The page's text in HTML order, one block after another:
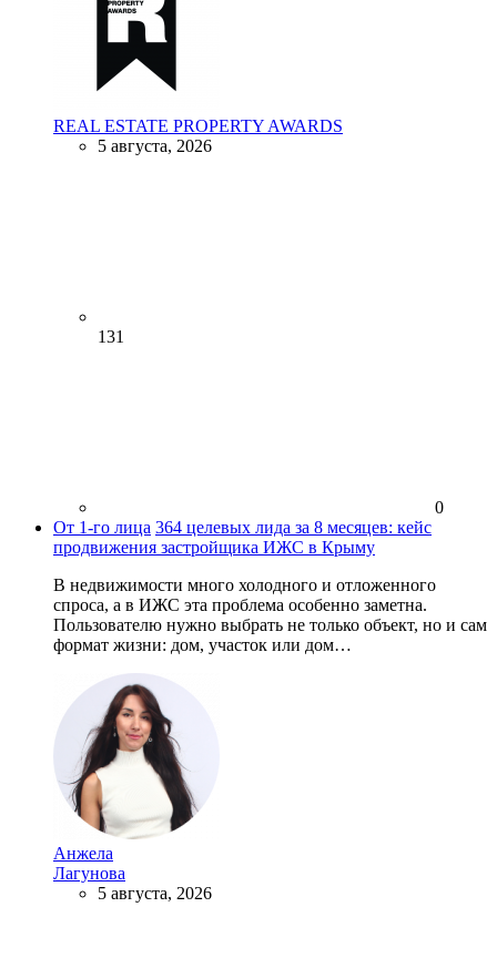
REAL ESTATE PROPERTY AWARDS
5 августа, 2026
131
0
От 1-го лица 364 целевых лида за 8 месяцев: кейс
продвижения застройщика ИЖС в Крыму
В недвижимости много холодного и отложенного
спроса, а в ИЖС эта проблема особенно заметна.
Пользователю нужно выбрать не только объект, но и сам
формат жизни: дом, участок или дом…
Анжела
Лагунова
5 августа, 2026